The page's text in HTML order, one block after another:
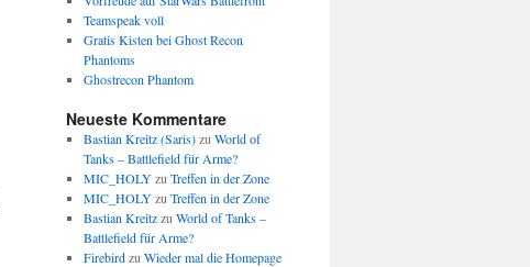
Teamspeak voll
Gratis Kisten bei Ghost Recon
Phantoms
Ghostrecon Phantom
Neueste Kommentare
Bastian Kreitz (Saris)zu World of
Tanks – Battlefield für Arme?
MIC_HOLYzu Treffen in der Zone
MIC_HOLYzu Treffen in der Zone
Bastian Kreitzzu World of Tanks –
Battlefield für Arme?
Firebirdzu Wieder mal die Homepage